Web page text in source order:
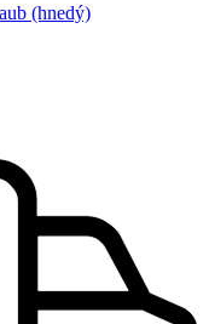
(hnedý)